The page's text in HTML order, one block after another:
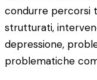
condurre percorsi
strutturati,
depressione,
problematiche